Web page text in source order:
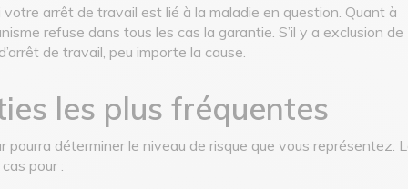
arrêt de travail est lié à la maladie en question. Quant à
refuse dans tous les cas la garantie. S’il y a exclusion de
de travail, peu importe la cause.
les plus fréquentes
pourra déterminer le niveau de risque que vous
pour :